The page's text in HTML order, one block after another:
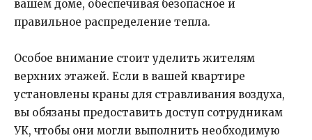
вашем доме, обеспечивая безопасное и
правильное распределение тепла.
Особое внимание стоит уделить жителям
верхних этажей. Если в вашей квартире
установлены краны для стравливания воздуха,
вы обязаны предоставить доступ сотрудникам
УК, чтобы они могли выполнить необходимую